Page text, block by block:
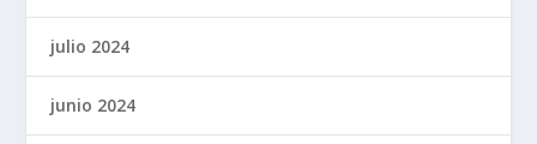
julio 2024
junio 2024